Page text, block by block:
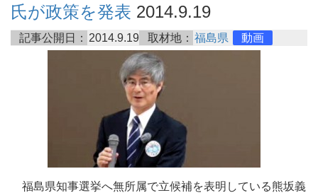
氏が政策を発表 2014.9.19
記事公開日： 2014.9.19 取材地： 福島県 動画
福島県知事選挙へ無所属で立候補を表明している熊坂義